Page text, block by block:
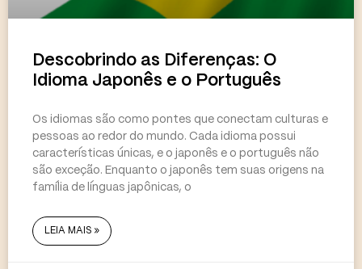
Descobrindo as Diferenças: O
Idioma Japonês e o Português
Os idiomas são como pontes que conectam culturas e
pessoas ao redor do mundo. Cada idioma possui
características únicas, e o japonês e o português não
são exceção. Enquanto o japonês tem suas origens na
família de línguas japônicas, o
LEIA MAIS »